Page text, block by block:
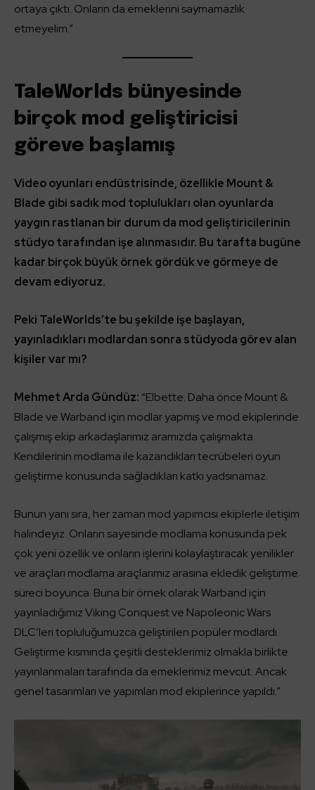
ortaya çıktı. Onların da emeklerini saymamazlık
etmeyelim.”
TaleWorlds bünyesinde
birçok mod geliştiricisi
göreve başlamış
Video oyunları endüstrisinde, özellikle Mount &
Blade gibi sadık mod toplulukları olan oyunlarda
yaygın rastlanan bir durum da mod geliştiricilerinin
stüdyo tarafından işe alınmasıdır. Bu tarafta bugüne
kadar birçok büyük örnek gördük ve görmeye de
devam ediyoruz.
Peki TaleWorlds’te bu şekilde işe başlayan,
yayınladıkları modlardan sonra stüdyoda görev alan
kişiler var mı?
Mehmet Arda Gündüz: “Elbette. Daha önce Mount &
Blade ve Warband için modlar yapmış ve mod ekiplerinde
çalışmış ekip arkadaşlarımız aramızda çalışmakta.
Kendilerinin modlama ile kazandıkları tecrübeleri oyun
geliştirme konusunda sağladıkları katkı yadsınamaz.
Bunun yanı sıra, her zaman mod yapımcısı ekiplerle iletişim
halindeyiz. Onların sayesinde modlama konusunda pek
çok yeni özellik ve onların işlerini kolaylaştıracak yenilikler
ve araçları modlama araçlarımız arasına ekledik geliştirme
süreci boyunca. Buna bir örnek olarak Warband için
yayınladığımız Viking Conquest ve Napoleonic Wars
DLC’leri topluluğumuzca geliştirilen popüler modlardı.
Geliştirme kısmında çeşitli desteklerimiz olmakla birlikte
yayınlanmaları tarafında da emeklerimiz mevcut. Ancak
genel tasarımları ve yapımları mod ekiplerince yapıldı.”